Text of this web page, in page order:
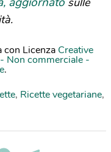
con Licenza Creative
Non commerciale -
.
, Ricette vegetariane,